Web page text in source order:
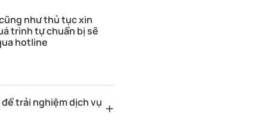
như thủ tục xin
trình tự chuẩn bị sẽ
hotline
trải nghiệm dịch vụ